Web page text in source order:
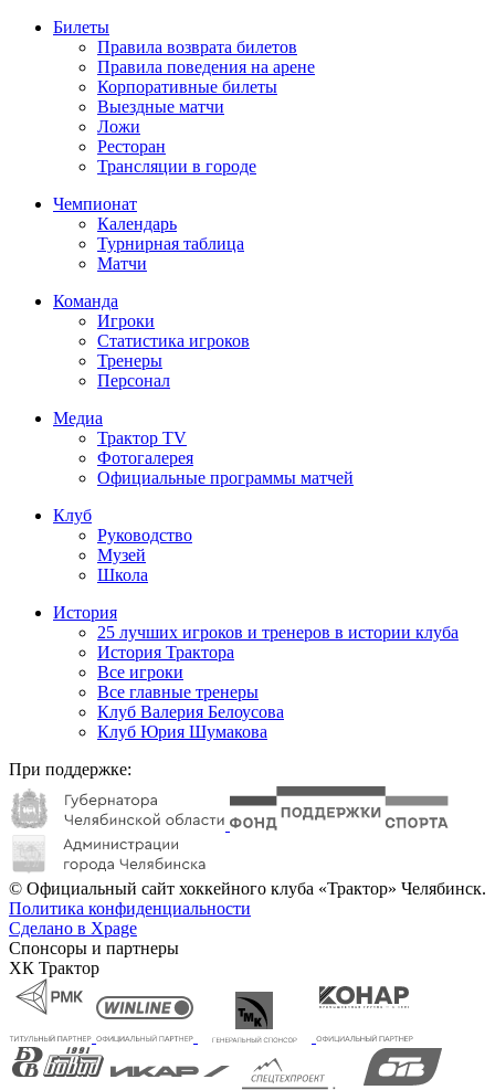
Билеты
Правила возврата билетов
Правила поведения на арене
Корпоративные билеты
Выездные матчи
Ложи
Ресторан
Трансляции в городе
Чемпионат
Календарь
Турнирная таблица
Матчи
Команда
Игроки
Статистика игроков
Тренеры
Персонал
Медиа
Трактор TV
Фотогалерея
Официальные программы матчей
Клуб
Руководство
Музей
Школа
История
25 лучших игроков и тренеров в истории клуба
История Трактора
Все игроки
Все главные тренеры
Клуб Валерия Белоусова
Клуб Юрия Шумакова
При поддержке:
© Официальный сайт хоккейного клуба «Трактор» Челябинск.
Политика конфиденциальности
Сделано в Xpage
Спонсоры и партнеры
ХК Трактор